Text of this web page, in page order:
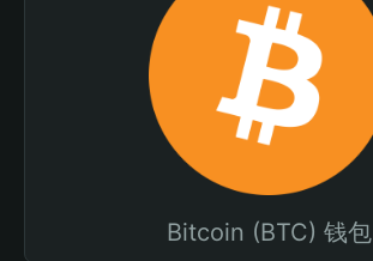
Bitcoin (BTC) 钱包